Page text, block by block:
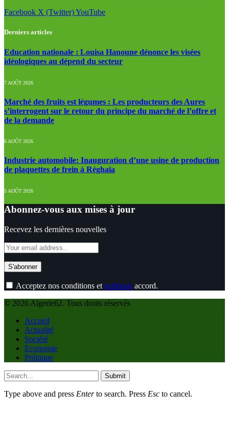
Facebook X (Twitter)YouTube
Derniers articles
Education nationale : Louisa Hanoune dénonce les visées
idéologiques au dépend du secteur
7 AOÛT 2026
Marché des fruits est légumes : Les producteurs des Aures
s’interrogent sur le retour du principe du marché de l’offre et
de la demande
6 AOÛT 2026
Industrie automobile: Inauguration d’une usine de production
de plaquettes de frein à Réghaïa
5 AOÛT 2026
Abonnez-vous aux mises à jour
Recevez les dernières nouvelles
Acceptez nos conditions et politique accord.
© 2026 Algerie62. Tous droits réservés
Accueil
Actualité
Société
Economie
Politique
Submit
Type above and press Enterto search. Press Esc to cancel.